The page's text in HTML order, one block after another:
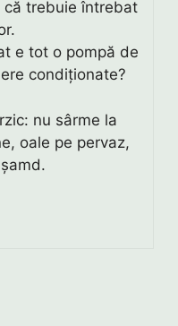
că trebuie întrebat
e tot o pompă de
condiționate?
nu sârme la
oale pe pervaz,